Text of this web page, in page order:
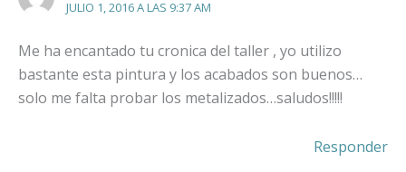
JULIO 1, 2016 A LAS 9:37 AM
Me ha encantado tu cronica del taller , yo utilizo
bastante esta pintura y los acabados son buenos…
solo me falta probar los metalizados…saludos!!!!!
Responder